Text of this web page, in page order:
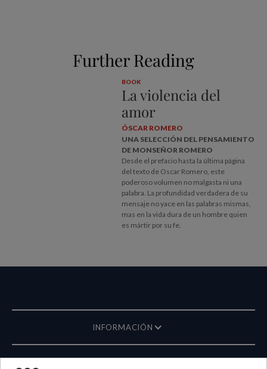
Further Reading
BOOK
La violencia del
amor
ÓSCAR ROMERO
UNA SELECCIÓN DEL PENSAMIENTO
DE MONSEÑOR ROMERO
Desde el prefacio hasta la última página
del texto de Oscar Romero, este
poderoso volumen no malgasta ni una
palabra. La profundidad verdadera de su
mensaje no yace en las palabras mismas,
mas en la vida dura de un hombre quien
es mártir por su fe.
INFORMACIÓN